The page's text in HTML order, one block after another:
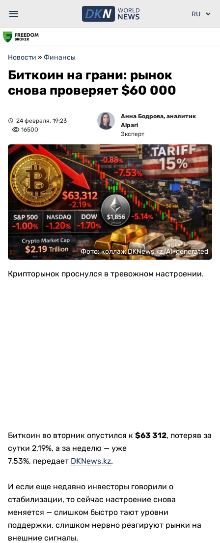
Новости » Финансы
Биткоин на грани: рынок
снова проверяет $60 000
24 февраля, 19:23
16500
Анна Бодрова, аналитик
Alpari
Эксперт
Фото: коллаж DKNews.kz/AI-generated
Крипторынок проснулся в тревожном настроении.
Биткоин во вторник опустился к $63 312, потеряв за
сутки 2,19%, а за неделю — уже
7,53%, передает DKNews.kz.
И если еще недавно инвесторы говорили о
стабилизации, то сейчас настроение снова
меняется — слишком быстро тают уровни
поддержки, слишком нервно реагируют рынки на
внешние сигналы.